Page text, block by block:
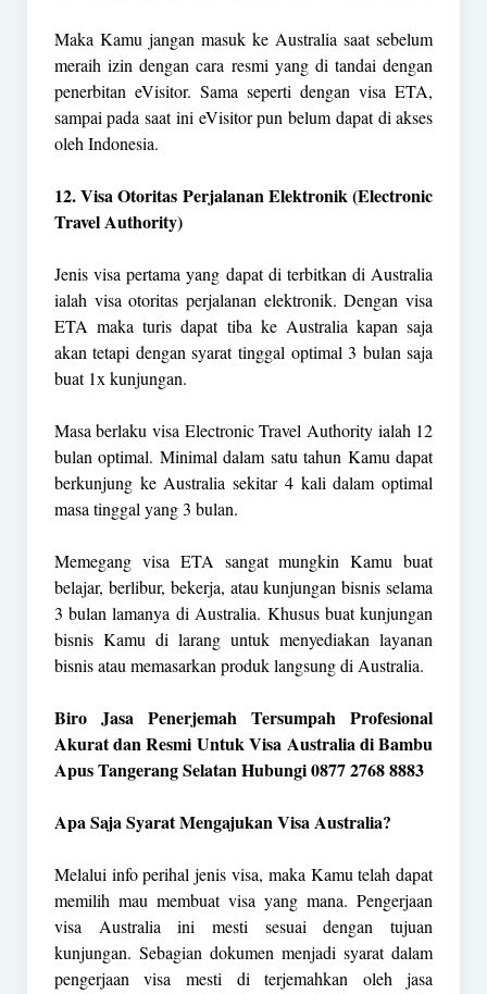
Maka Kamu jangan masuk ke Australia saat sebelum
meraih izin dengan cara resmi yang di tandai dengan
penerbitan eVisitor. Sama seperti dengan visa ETA,
sampai pada saat ini eVisitor pun belum dapat di akses
oleh Indonesia.
12. Visa Otoritas Perjalanan Elektronik (Electronic
Travel Authority)
Jenis visa pertama yang dapat di terbitkan di Australia
ialah visa otoritas perjalanan elektronik. Dengan visa
ETA maka turis dapat tiba ke Australia kapan saja
akan tetapi dengan syarat tinggal optimal 3 bulan saja
buat 1x kunjungan.
Masa berlaku visa Electronic Travel Authority ialah 12
bulan optimal. Minimal dalam satu tahun Kamu dapat
berkunjung ke Australia sekitar 4 kali dalam optimal
masa tinggal yang 3 bulan.
Memegang visa ETA sangat mungkin Kamu buat
belajar, berlibur, bekerja, atau kunjungan bisnis selama
3 bulan lamanya di Australia. Khusus buat kunjungan
bisnis Kamu di larang untuk menyediakan layanan
bisnis atau memasarkan produk langsung di Australia.
Biro Jasa Penerjemah Tersumpah Profesional
Akurat dan Resmi Untuk Visa Australia di Bambu
Apus Tangerang Selatan Hubungi 0877 2768 8883
Apa Saja Syarat Mengajukan Visa Australia?
Melalui info perihal jenis visa, maka Kamu telah dapat
memilih mau membuat visa yang mana. Pengerjaan
visa Australia ini mesti sesuai dengan tujuan
kunjungan. Sebagian dokumen menjadi syarat dalam
pengerjaan visa mesti di terjemahkan oleh jasa